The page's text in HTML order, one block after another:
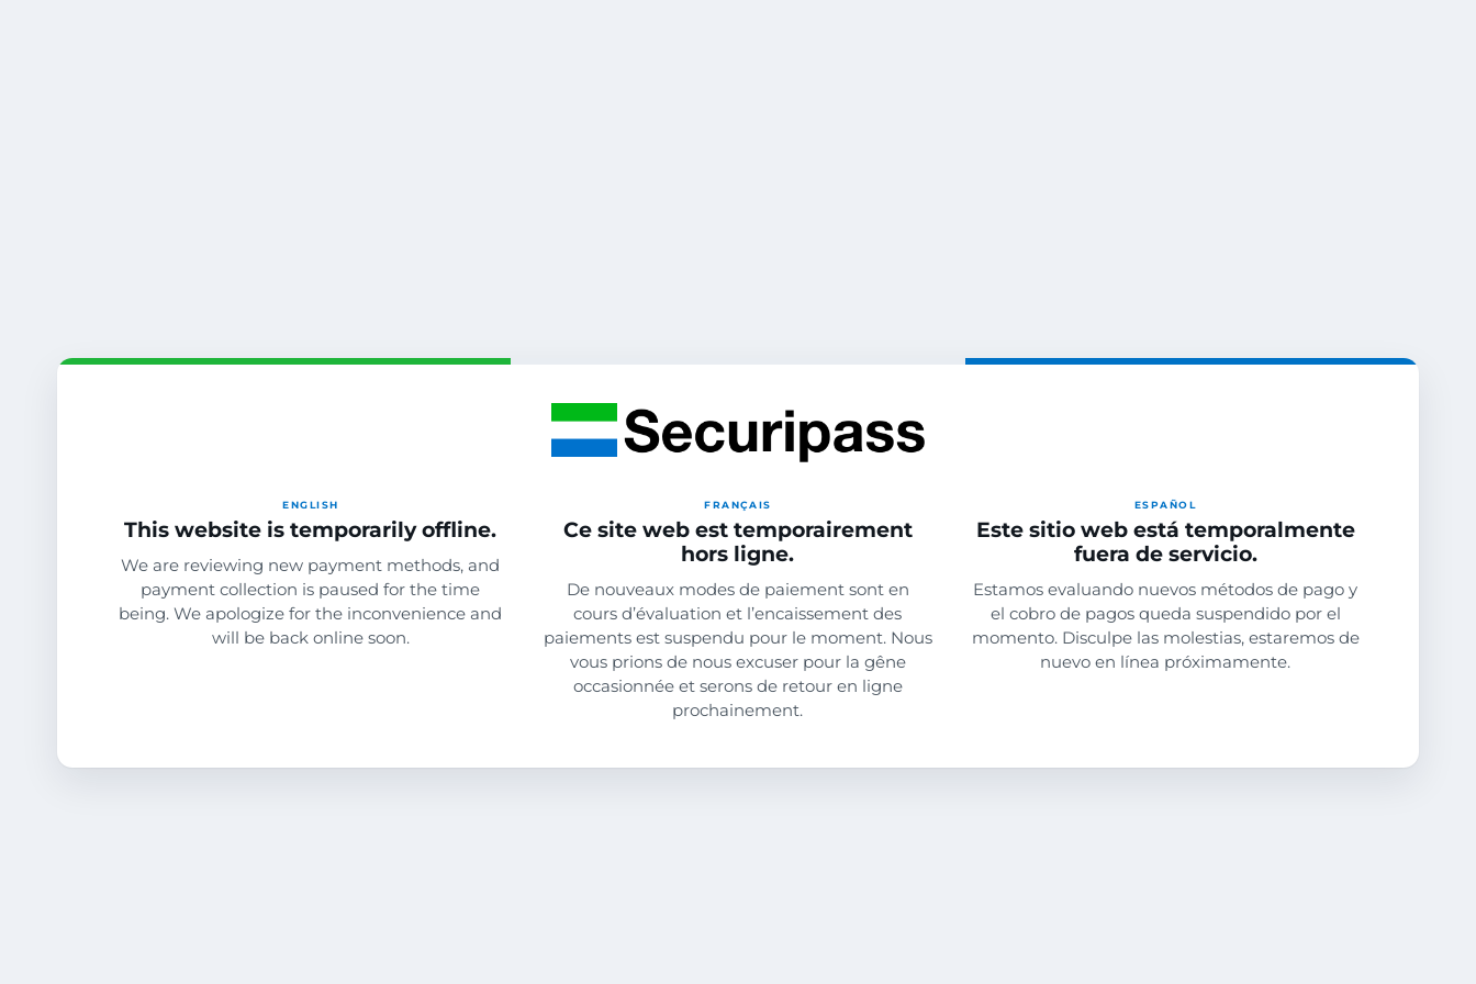
ENGLISH
This website is temporarily offline.
We are reviewing new payment methods, and
payment collection is paused for the time
being. We apologize for the inconvenience and
will be back online soon.
FRANÇAIS
Ce site web est temporairement
hors ligne.
De nouveaux modes de paiement sont en
cours d’évaluation et l’encaissement des
paiements est suspendu pour le moment. Nous
vous prions de nous excuser pour la gêne
occasionnée et serons de retour en ligne
prochainement.
ESPAÑOL
Este sitio web está temporalmente
fuera de servicio.
Estamos evaluando nuevos métodos de pago y
el cobro de pagos queda suspendido por el
momento. Disculpe las molestias, estaremos de
nuevo en línea próximamente.